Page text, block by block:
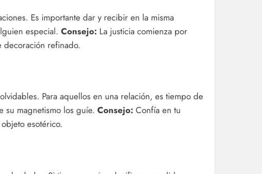
Es importante dar y recibir en la misma
especial. Consejo: La justicia comienza por
decoración refinado.
Para aquellos en una relación, es tiempo de
su magnetismo los guíe. Consejo: Confía en tu
esotérico.